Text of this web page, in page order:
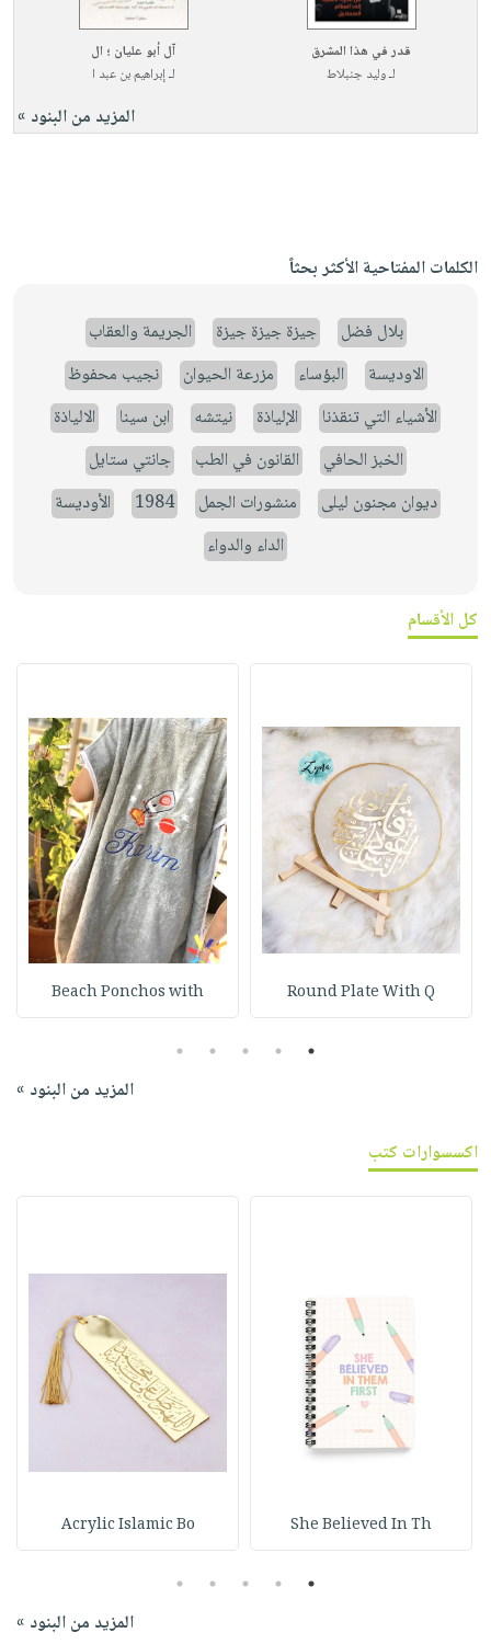
قدر في هذا المشرق
لـوليد جنبلاط
آل أبو عليان ؛ ال
لـإبراهيم بن عبد ا
المزيد من البنود »
الكلمات المفتاحية الأكثر بحثاً
بلال فضل جيزة جيزة جيزة
الجريمة والعقاب
الاوديسة
البؤساء مزرعة الحيوان
نجيب محفوظ
الأشياء التي تنقذنا
الإلياذة نيتشه ابن سينا
الالياذة
الخبز الحافي
القانون في الطب
جانتي ستايل
ديوان مجنون ليلى
منشورات الجمل 1984
الأوديسة
الداء والدواء
كل الأقسام
Round Plate With Q
Beach Ponchos with
1
2
3
4
5
المزيد من البنود »
اكسسوارات كتب
She Believed In Th
Acrylic Islamic Bo
1
2
3
4
5
المزيد من البنود »